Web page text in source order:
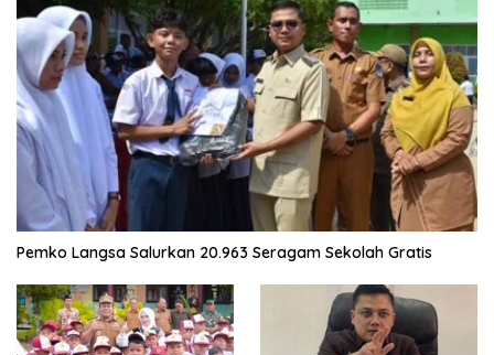
Pemko Langsa Salurkan 20.963 Seragam Sekolah Gratis